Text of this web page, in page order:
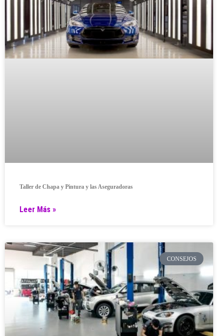
Taller de Chapa y Pintura y las Aseguradoras
Leer Más »
CONSEJOS